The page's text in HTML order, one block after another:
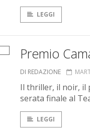
LEGGI
Premio
DI REDAZIONE
Il thriller, il noir, il
serata finale al
LEGGI